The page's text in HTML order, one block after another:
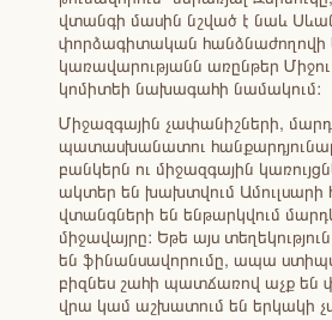
վտանգի մասին նշված է նաև
փորձագիտական հանձնաժողովի
կառավարությանն առընթեր
կոմիտեի նախագահի նամակում:
Միջազգային չափանիշների,
պատասխանատու
բանկերն ու միջազգային
ակտեր են խախտվում Ամուլսարի
վտանգների են ենթարկվում
միջավայրը: Եթե այս
են ֆինանսավորումը, ապա
բիզնես շահի պատճառով աչք
վրա կամ աշխատում են երկակի